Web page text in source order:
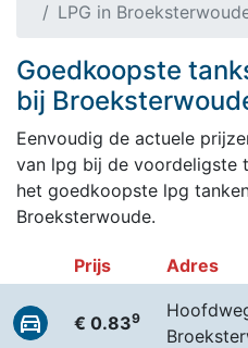
LPG in
Goedkoopste
bij
Eenvoudig de actuele
van lpg bij de voordeligste
het goedkoopste lpg
Broeksterwoude.
Prijs Adres
€ 0.839